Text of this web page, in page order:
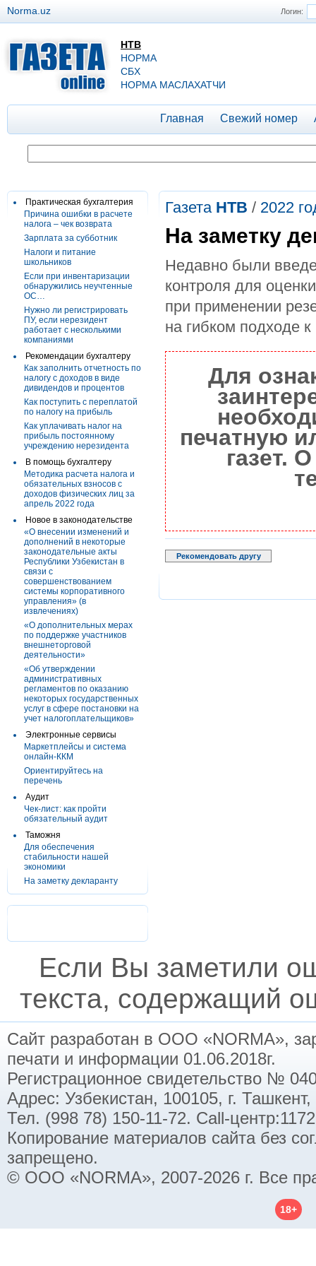
Логин:
Norma.uz
НТВ
НОРМА
СБХ
НОРМА МАСЛАХАТЧИ
Главная Свежий номер
Практическая бухгалтерия
Причина ошибки в расчете
налога – чек возврата
Зарплата за субботник
Налоги и питание
школьников
Если при инвентаризации
обнаружились неучтенные
ОС…
Нужно ли регистрировать
ПУ, если нерезидент
работает с несколькими
компаниями
Рекомендации бухгалтеру
Как заполнить отчетность по
налогу с доходов в виде
дивидендов и процентов
Как поступить с переплатой
по налогу на прибыль
Как уплачивать налог на
прибыль постоянному
учреждению нерезидента
В помощь бухгалтеру
Методика расчета налога и
обязательных взносов с
доходов физических лиц за
апрель 2022 года
Новое в законодательстве
«О внесении изменений и
дополнений в некоторые
законодательные акты
Республики Узбекистан в
связи с
совершенствованием
системы корпоративного
управления» (в
извлечениях)
«О дополнительных мерах
по поддержке участников
внешнеторговой
деятельности»
«Об утверждении
административных
регламентов по оказанию
некоторых государственных
услуг в сфере постановки на
учет налогоплательщиков»
Электронные сервисы
Маркетплейсы и система
онлайн-ККМ
Ориентируйтесь на
перечень
Аудит
Чек-лист: как пройти
обязательный аудит
Таможня
Для обеспечения
стабильности нашей
экономики
На заметку декларанту
Газета НТВ / 2022
На заметку
Недавно были
контроля для
при применении
на гибком подходе
Для
печатную
газет.
Рекомендовать другу
Если Вы заметили
текста, содержащий
Сайт разработан в ООО «NORMA»,
печати и информации 01.06.2018г.
Регистрационное свидетельство №
Адрес: Узбекистан, 100105, г.
Тел. (998 78) 150-11-72. Call-
Копирование материалов сайта без
запрещено.
© ООО «NORMA», 2007-2026 г. Все
18+